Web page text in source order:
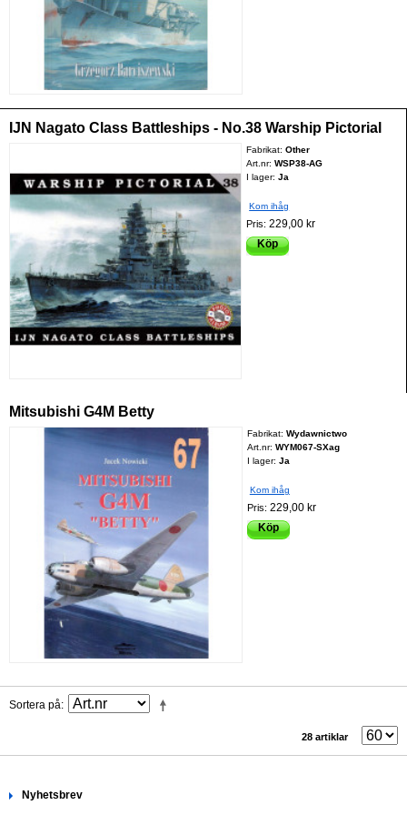
IJN Nagato Class Battleships - No.38 Warship Pictorial
Fabrikat:Other
Art.nr:WSP38-AG
I lager: Ja
Kom ihåg
Pris:229,00 kr
Köp
Mitsubishi G4M Betty
Fabrikat: Wydawnictwo
Art.nr: WYM067-SXag
I lager: Ja
Kom ihåg
Pris: 229,00 kr
Köp
Sortera på
28 artiklar
Nyhetsbrev